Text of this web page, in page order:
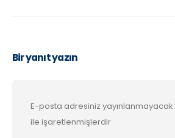
Bir yanıt yazın
E-posta adresiniz yayınlanmayacak.
ile işaretlenmişlerdir